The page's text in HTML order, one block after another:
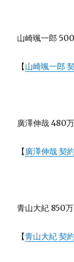
山崎颯一郎
【山崎颯一郎
廣澤伸哉 480
【廣澤伸哉 契
青山大紀 850
【青山大紀 契